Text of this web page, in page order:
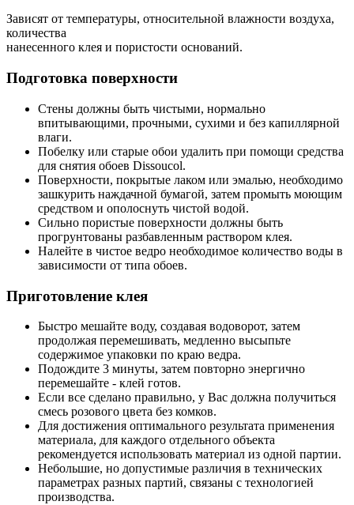
Зависят от температуры, относительной влажности воздуха,
количества
нанесенного клея и пористости оснований.
Подготовка поверхности
Стены должны быть чистыми, нормально
впитывающими, прочными, сухими и без капиллярной
влаги.
Побелку или старые обои удалить при помощи средства
для снятия обоев Dissoucol.
Поверхности, покрытые лаком или эмалью, необходимо
зашкурить наждачной бумагой, затем промыть моющим
средством и ополоснуть чистой водой.
Сильно пористые поверхности должны быть
прогрунтованы разбавленным раствором клея.
Налейте в чистое ведро необходимое количество воды в
зависимости от типа обоев.
Приготовление клея
Быстро мешайте воду, создавая водоворот, затем
продолжая перемешивать, медленно высыпьте
содержимое упаковки по краю ведра.
Подождите 3 минуты, затем повторно энергично
перемешайте - клей готов.
Если все сделано правильно, у Вас должна получиться
смесь розового цвета без комков.
Для достижения оптимального результата применения
материала, для каждого отдельного объекта
рекомендуется использовать материал из одной партии.
Небольшие, но допустимые различия в технических
параметрах разных партий, связаны с технологией
производства.